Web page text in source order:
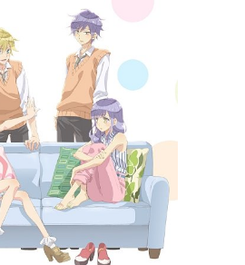
声優記事一覧
実写化映画一覧
夏アニメ